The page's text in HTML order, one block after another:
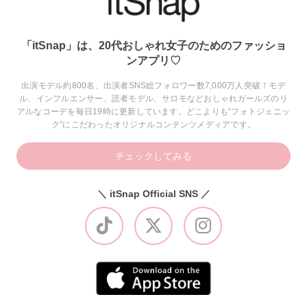
「itSnap」は、20代おしゃれ女子のためのファッショ
ンアプリ♡
出演モデル約800名、出演者SNS総フォロワー数7,000万人突破！モデ
ル、インフルエンサー、読者モデル、サロモなどおしゃれガールズのリ
アルなコーデを毎日19時に更新しています。どこよりも“フォトジェニッ
ク”にこだわったオリジナルコンテンツメディアです。
チェックしてみる
＼ itSnap Official SNS ／